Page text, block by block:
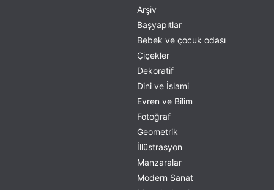
Arşiv
Başyapıtlar
Bebek ve çocuk odası
Çiçekler
Dekoratif
Dini ve İslami
Evren ve Bilim
Fotoğraf
Geometrik
İllüstrasyon
Manzaralar
Modern Sanat